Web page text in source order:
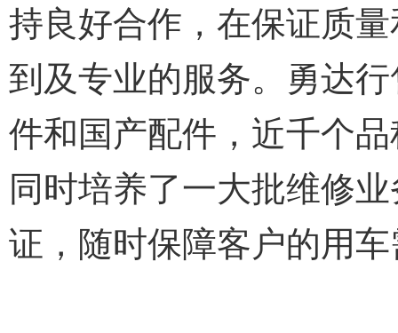
持良好合作，在保证质
到及专业的服务。勇达
件和国产配件，近千个
同时培养了一大批维修
证，随时保障客户的用